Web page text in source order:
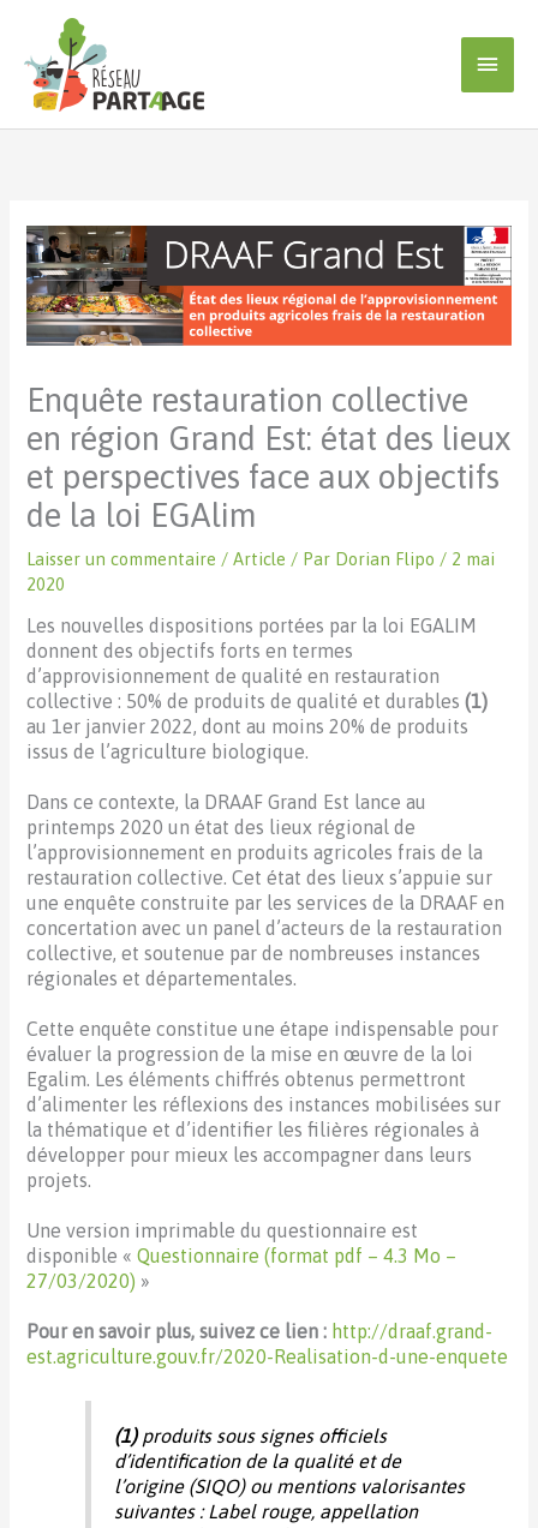
contenu
Enquête restauration collective
en région Grand Est: état des lieux
et perspectives face aux objectifs
de la loi EGAlim
Laisser un commentaire /Article / Par Dorian Flipo / 2 mai
2020
Les nouvelles dispositions portées par la loi EGALIM
donnent des objectifs forts en termes
d’approvisionnement de qualité en restauration
collective : 50% de produits de qualité et durables(1)
au 1er janvier 2022, dont au moins 20% de produits
issus de l’agriculture biologique.
Dans ce contexte, la DRAAF Grand Est lance au
printemps 2020 un état des lieux régional de
l’approvisionnement en produits agricoles frais de la
restauration collective. Cet état des lieux s’appuie sur
une enquête construite par les services de la DRAAF en
concertation avec un panel d’acteurs de la restauration
collective, et soutenue par de nombreuses instances
régionales et départementales.
Cette enquête constitue une étape indispensable pour
évaluer la progression de la mise en œuvre de la loi
Egalim. Les éléments chiffrés obtenus permettront
d’alimenter les réflexions des instances mobilisées sur
la thématique et d’identifier les filières régionales à
développer pour mieux les accompagner dans leurs
projets.
Une version imprimable du questionnaire est
disponible «Questionnaire (format pdf – 4.3 Mo –
27/03/2020) »
Pour en savoir plus, suivez ce lien : http://draaf.grand-
est.agriculture.gouv.fr/2020-Realisation-d-une-enquete
(1)produits sous signes officiels
d’identification de la qualité et de
l’origine (SIQO) ou mentions valorisantes
suivantes : Label rouge, appellation